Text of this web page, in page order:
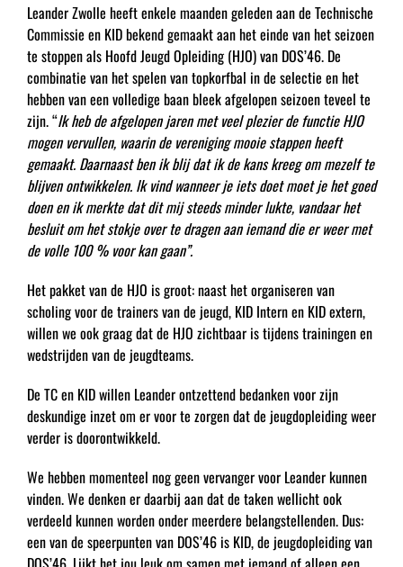
Leander Zwolle heeft enkele maanden geleden aan de Technische
Commissie en KID bekend gemaakt aan het einde van het seizoen
te stoppen als Hoofd Jeugd Opleiding (HJO) van DOS’46. De
combinatie van het spelen van topkorfbal in de selectie en het
hebben van een volledige baan bleek afgelopen seizoen teveel te
zijn. “Ik heb de afgelopen jaren met veel plezier de functie HJO
mogen vervullen, waarin de vereniging mooie stappen heeft
gemaakt. Daarnaast ben ik blij dat ik de kans kreeg om mezelf te
blijven ontwikkelen. Ik vind wanneer je iets doet moet je het goed
doen en ik merkte dat dit mij steeds minder lukte, vandaar het
besluit om het stokje over te dragen aan iemand die er weer met
de volle 100 % voor kan gaan”.
Het pakket van de HJO is groot: naast het organiseren van
scholing voor de trainers van de jeugd, KID Intern en KID extern,
willen we ook graag dat de HJO zichtbaar is tijdens trainingen en
wedstrijden van de jeugdteams.
De TC en KID willen Leander ontzettend bedanken voor zijn
deskundige inzet om er voor te zorgen dat de jeugdopleiding weer
verder is doorontwikkeld.
We hebben momenteel nog geen vervanger voor Leander kunnen
vinden. We denken er daarbij aan dat de taken wellicht ook
verdeeld kunnen worden onder meerdere belangstellenden. Dus:
een van de speerpunten van DOS’46 is KID, de jeugdopleiding van